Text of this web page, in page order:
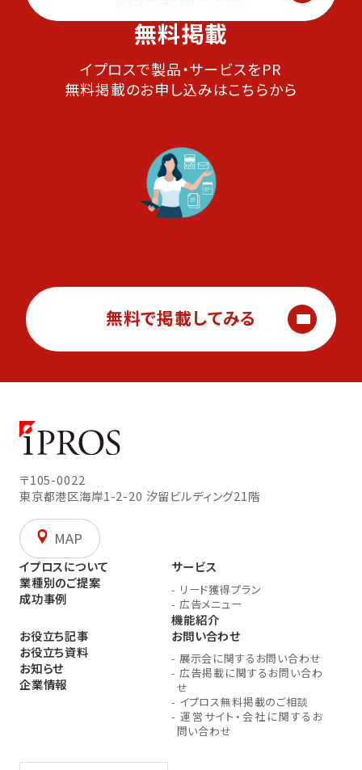
無料掲載
イプロスで製品・サービスをPR
無料掲載のお申し込みはこちらから
無料で掲載してみる
〒105-0022
東京都港区海岸1-2-20 汐留ビルディング21階
MAP
イプロスについて
業種別のご提案
成功事例
サービス
- リード獲得プラン
- 広告メニュー
機能紹介
お役立ち記事
お役立ち資料
お知らせ
企業情報
お問い合わせ
- 展示会に関するお問い合わせ
- 広告掲載に関するお問い合わ
せ
- イプロス無料掲載のご相談
- 運営サイト・会社に関するお
問い合わせ